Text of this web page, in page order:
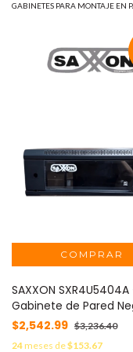
GABINETES PARA MONTAJE EN
SAXXON
Gabinete de Pared
UR / Puerta de Vidrio
Templado / Alto 28
$2,542.99 $3,236.40
24meses de$153.67